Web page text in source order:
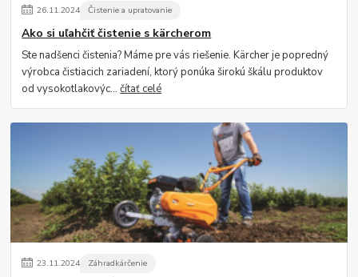
26.11.2024 Čistenie a upratovanie
Ako si uľahčiť čistenie s kärcherom
Ste nadšenci čistenia? Máme pre vás riešenie. Kärcher je popredný
výrobca čistiacich zariadení, ktorý ponúka širokú škálu produktov
od vysokotlakovýc...čítať celé
23.11.2024 Záhradkárčenie